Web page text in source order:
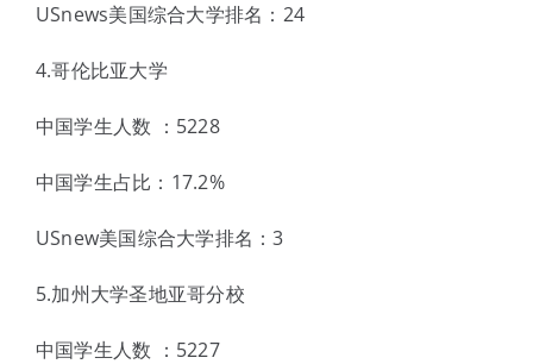
USnews美国综合大学排名：24
4.哥伦比亚大学
中国学生人数 ：5228
中国学生占比：17.2%
USnew美国综合大学排名：3
5.加州大学圣地亚哥分校
中国学生人数 ：5227